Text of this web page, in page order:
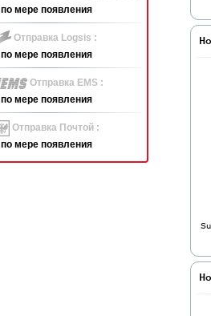
по мере появления
Отправка Logsis :
по мере появления
Отправка EMS :
по мере появления
Отправка Почтой :
по мере появления